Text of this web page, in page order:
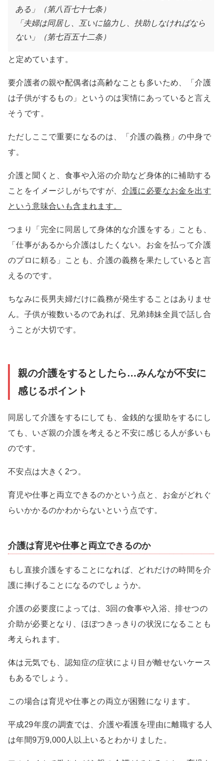
ある」（第八百七十七条）
「夫婦は同居し、互いに協力し、扶助しなければなら
ない」（第七百五十二条）
と定めています。
要介護者の親や配偶者は高齢なことも多いため、「介護
は子供がするもの」というのは実情にあっていると言え
そうです。
ただしここで重要になるのは、「介護の義務」の中身で
す。
介護と聞くと、食事や入浴の介助など身体的に補助する
ことをイメージしがちですが、 介護に必要なお金を出す
という意味合いも含まれます。
つまり「完全に同居して身体的な介護をする」ことも、
「仕事があるから介護はしたくない。お金を払って介護
のプロに頼る」ことも、介護の義務を果たしていると言
えるのです。
ちなみに長男夫婦だけに義務が発生することはありませ
ん。子供が複数いるのであれば、兄弟姉妹全員で話し合
うことが大切です。
親の介護をするとしたら…みんなが不安に
感じるポイント
同居して介護をするにしても、金銭的な援助をするにし
ても、いざ親の介護を考えると不安に感じる人が多いも
のです。
不安点は大きく2つ。
育児や仕事と両立できるのかという点と、お金がどれぐ
らいかかるのかわからないという点です。
介護は育児や仕事と両立できるのか
もし直接介護をすることになれば、どれだけの時間を介
護に捧げることになるのでしょうか。
介護の必要度によっては、3回の食事や入浴、排せつの
介助が必要となり、ほぼつきっきりの状況になることも
考えられます。
体は元気でも、認知症の症状により目が離せないケース
もあるでしょう。
この場合は育児や仕事との両立が困難になります。
平成29年度の調査では、介護や看護を理由に離職する人
は年間9万9,000人以上いるとわかりました。